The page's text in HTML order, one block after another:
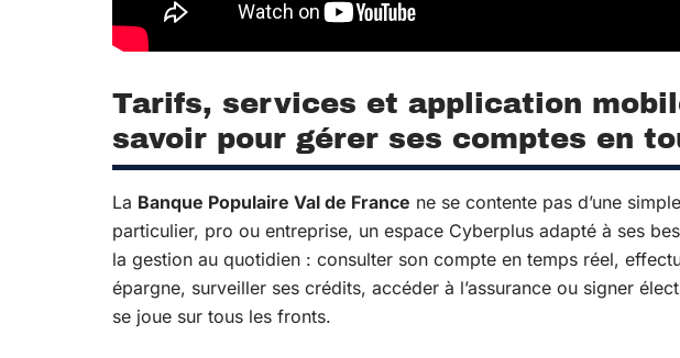
Tarifs, services et application
savoir pour gérer ses comptes en
La Banque Populaire Val de France ne se contente pas d’une
particulier, pro ou entreprise, un espace Cyberplus adapté à ses
la gestion au quotidien : consulter son compte en temps réel,
épargne, surveiller ses crédits, accéder à l’assurance ou signer
se joue sur tous les fronts.